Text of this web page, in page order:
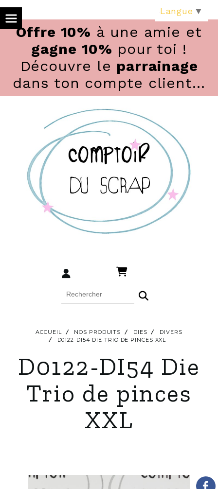
Offre 10% à une amie et
gagne 10% pour toi !
Découvre le parrainage
dans ton compte client...
ACCUEIL NOS PRODUITS DIES
DIVERS
D0122-DI54 DIE TRIO DE PINCES XXL
D0122-DI54 Die
Trio de pinces
XXL
Langue ▼